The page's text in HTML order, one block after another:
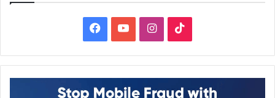
Facebook
YouTubeInstagram